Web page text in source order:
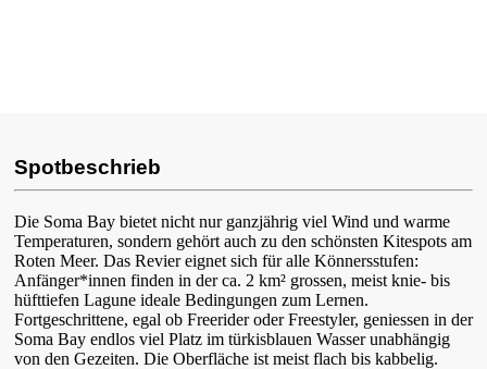
Spotbeschrieb
Die Soma Bay bietet nicht nur ganzjährig viel Wind und warme
Temperaturen, sondern gehört auch zu den schönsten Kitespots am
Roten Meer. Das Revier eignet sich für alle Könnersstufen:
Anfänger*innen finden in der ca. 2 km² grossen, meist knie- bis
hüfttiefen Lagune ideale Bedingungen zum Lernen.
Fortgeschrittene, egal ob Freerider oder Freestyler, geniessen in der
Soma Bay endlos viel Platz im türkisblauen Wasser unabhängig
von den Gezeiten. Die Oberfläche ist meist flach bis kabbelig.